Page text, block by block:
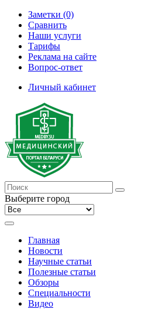
Заметки (0)
Сравнить
Наши услуги
Тарифы
Реклама на сайте
Вопрос-ответ
Личный кабинет
Выберите город
Главная
Новости
Научные статьи
Полезные статьи
Обзоры
Специальности
Видео